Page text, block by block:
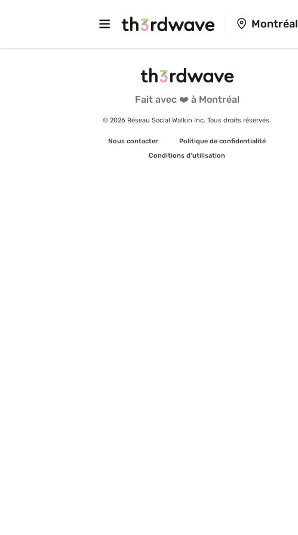
Montréal
Fait avec ❤️ à Montréal
© 2026 Réseau Social Walkin Inc. Tous droits réservés.
Nous contacter
Politique de confidentialité
Conditions d'utilisation